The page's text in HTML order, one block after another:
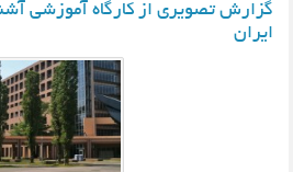
گزارش تصویری از کارگاه آموزشی
ایران